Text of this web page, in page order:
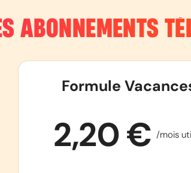
ABONNEMENTS
Formule
2,20 € /mois